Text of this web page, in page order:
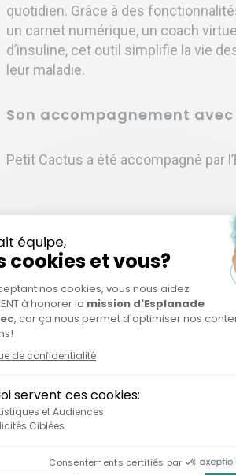
quotidien. Grâce à des
un carnet numérique, un coach
d’insuline, cet outil simplifie la vie
leur maladie.
Son accompagnement avec
Petit Cactus a été accompagné par
Secteur
Alain